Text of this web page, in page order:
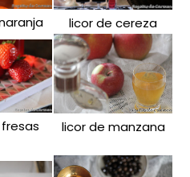
licor de cereza
licor de manzana